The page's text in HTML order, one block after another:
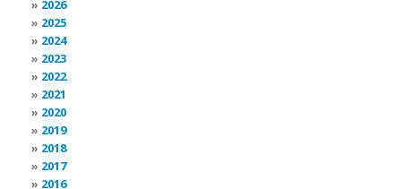
2026
2025
2024
2023
2022
2021
2020
2019
2018
2017
2016